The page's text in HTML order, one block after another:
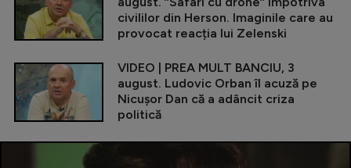
civililor din Herson. Imaginile care au
provocat reacția lui Zelenski
VIDEO | PREA MULT BANCIU, 3
august. Ludovic Orban îl acuză pe
Nicușor Dan că a adâncit criza
politică